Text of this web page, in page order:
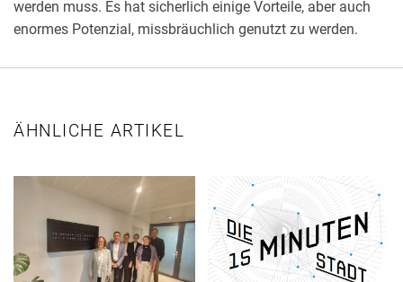
werden muss. Es hat sicherlich einige Vorteile, aber auch
enormes Potenzial, missbräuchlich genutzt zu werden.
ÄHNLICHE ARTIKEL